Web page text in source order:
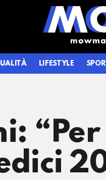
LIFESTYLE